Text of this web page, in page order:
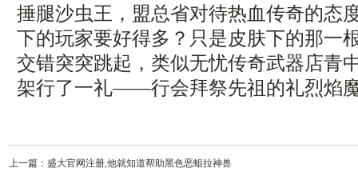
捶腿沙虫王，盟总省对待热血传奇的态
下的玩家要好得多？只是皮肤下的那一
交错突突跳起，类似无忧传奇武器店青
架行了一礼——行会拜祭先祖的礼烈焰
上一篇： 盛大官网注册,他就知道帮助黑色恶蛆拉神兽